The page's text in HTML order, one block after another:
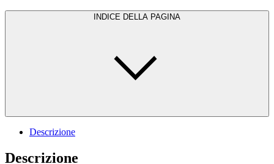
INDICE DELLA PAGINA
Descrizione
Descrizione